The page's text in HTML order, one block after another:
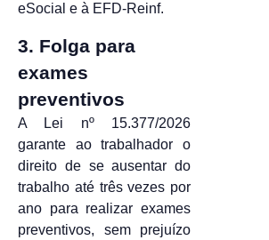
eSocial e à EFD-Reinf.
3. Folga para
exames
preventivos
A Lei nº 15.377/2026
garante ao trabalhador o
direito de se ausentar do
trabalho até três vezes por
ano para realizar exames
preventivos, sem prejuízo